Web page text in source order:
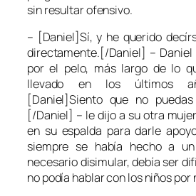
sin resultar ofensivo.
– [Daniel]Sí, y he querido
directamente.[/Daniel] – Daniel
por el pelo, más largo de lo
llevado en los últimos
[Daniel]Siento que no
[/Daniel] – le dijo a su otra
en su espalda para darle
siempre se había hecho a
necesario disimular, debía ser
no podía hablar con los niños por